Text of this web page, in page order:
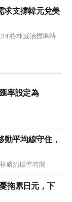
求支撐韓元兌美
格林威治標準時
率設定為
平均線守住，
威治標準時間
拖累日元，下